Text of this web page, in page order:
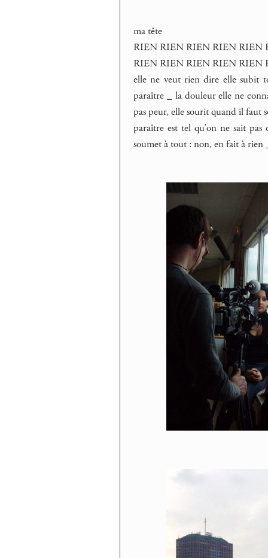
ma tête
RIEN RIEN RIEN RIEN RIEN
RIEN RIEN RIEN RIEN RIEN
elle ne veut rien dire elle subit
paraître _ la douleur elle ne
pas peur, elle sourit quand il faut
paraître est tel qu’on ne sait pas
soumet à tout : non, en fait à rien